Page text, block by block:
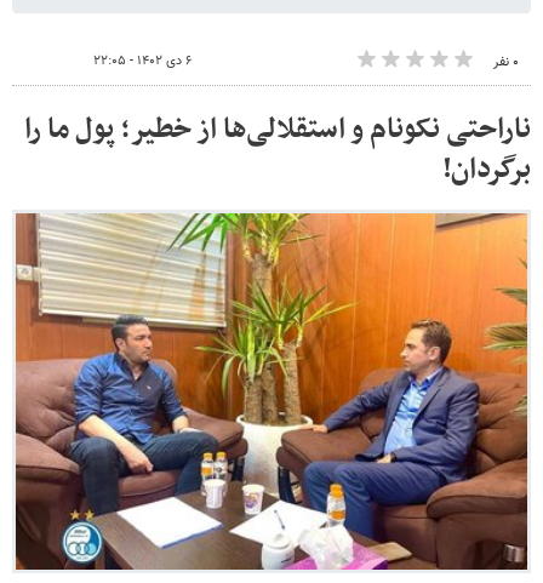
۰ نفر ۶ دی ۱۴۰۲ - ۲۲:۰۵
ناراحتی نکونام و استقلالی‌ها از خطیر؛ پول ما را
برگردان!